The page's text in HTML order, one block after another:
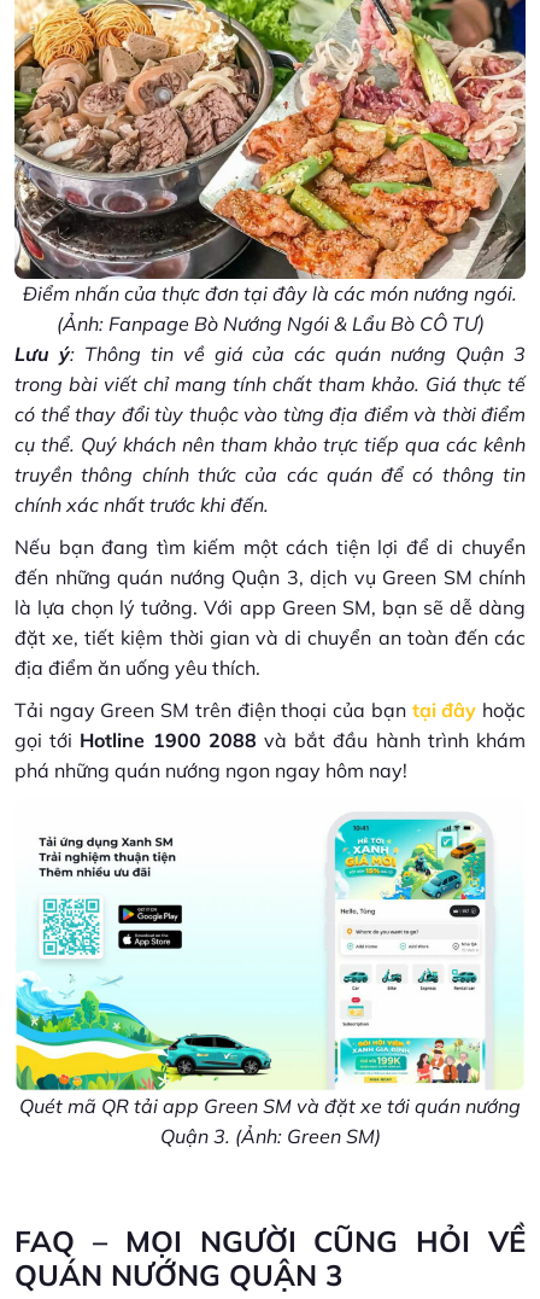
Điểm nhấn của thực đơn tại đây là các món nướng ngói.
(Ảnh: Fanpage Bò Nướng Ngói & Lẩu Bò CÔ TƯ)
Lưu ý: Thông tin về giá của các quán nướng Quận 3
trong bài viết chỉ mang tính chất tham khảo. Giá thực tế
có thể thay đổi tùy thuộc vào từng địa điểm và thời điểm
cụ thể. Quý khách nên tham khảo trực tiếp qua các kênh
truyền thông chính thức của các quán để có thông tin
chính xác nhất trước khi đến.
Nếu bạn đang tìm kiếm một cách tiện lợi để di chuyển
đến những quán nướng Quận 3, dịch vụ Green SM chính
là lựa chọn lý tưởng. Với app Green SM, bạn sẽ dễ dàng
đặt xe, tiết kiệm thời gian và di chuyển an toàn đến các
địa điểm ăn uống yêu thích.
Tải ngay Green SM trên điện thoại của bạn tại đây hoặc
gọi tới Hotline 1900 2088 và bắt đầu hành trình khám
phá những quán nướng ngon ngay hôm nay!
Quét mã QR tải app Green SM và đặt xe tới quán nướng
Quận 3. (Ảnh: Green SM)
FAQ – MỌI NGƯỜI CŨNG HỎI VỀ
QUÁN NƯỚNG QUẬN 3